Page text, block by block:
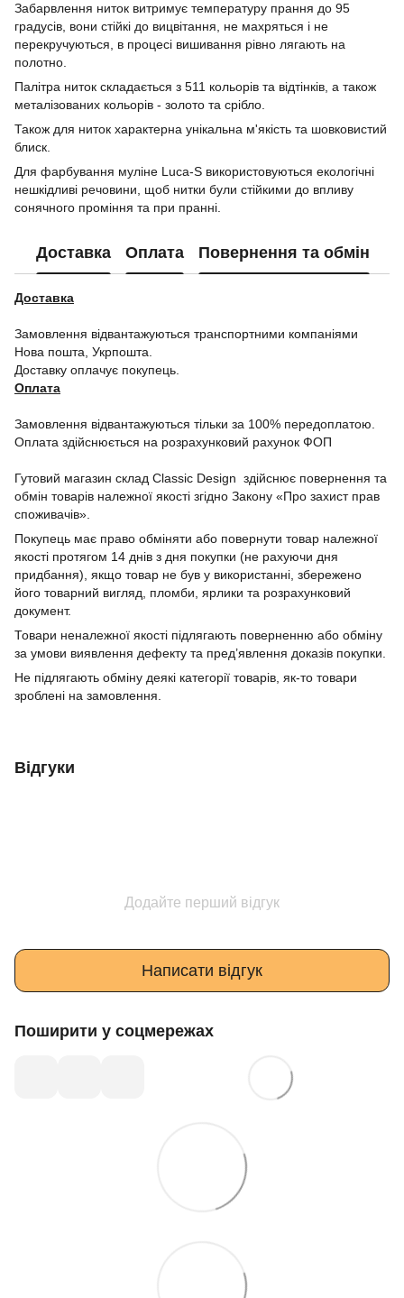
Забарвлення ниток витримує температуру прання до 95
градусів, вони стійкі до вицвітання, не махряться і не
перекручуються, в процесі вишивання рівно лягають на
полотно.
Палітра ниток складається з 511 кольорів та відтінків, а також
металізованих кольорів - золото та срібло.
Також для ниток характерна унікальна м'якість та шовковистий
блиск.
Для фарбування муліне Luca-S використовуються екологічні
нешкідливі речовини, щоб нитки були стійкими до впливу
сонячного проміння та при пранні.
Доставка Оплата Повернення та обмін
Доставка
Замовлення відвантажуються транспортними компаніями
Нова пошта, Укрпошта.
Доставку оплачує покупець.
Оплата
Замовлення відвантажуються тільки за 100% передоплатою.
Оплата здійснюється на розрахунковий рахунок ФОП
Гутовий магазин склад Classic Design здійснює повернення та
обмін товарів належної якості згідно Закону «Про захист прав
споживачів».
Покупець має право обміняти або повернути товар належної
якості протягом 14 днів з дня покупки (не рахуючи дня
придбання), якщо товар не був у використанні, збережено
його товарний вигляд, пломби, ярлики та розрахунковий
документ.
Товари неналежної якості підлягають поверненню або обміну
за умови виявлення дефекту та пред’явлення доказів покупки.
Не підлягають обміну деякі категорії товарів, як-то товари
зроблені на замовлення.
Відгуки
Додайте перший відгук
Написати відгук
Поширити у соцмережах